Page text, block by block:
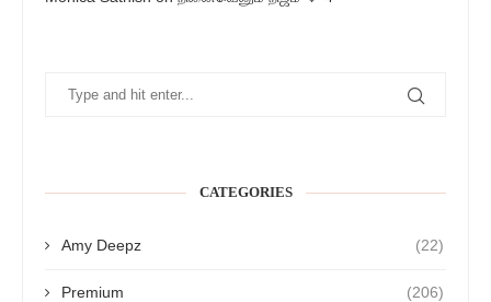
CATEGORIES
Amy Deepz (22)
Premium (206)